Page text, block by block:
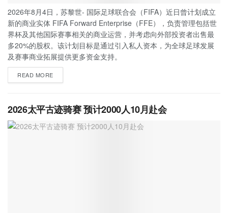
2026年8月4日，苏黎世- 国际足球联合会（FIFA）近日曾计划成立
新的商业实体 FIFA Forward Enterprise（FFE），负责管理包括世
界杯及其他国际赛事相关的商业运营，并考虑向外部投资者出售最
多20%的股权。该计划目标是通过引入私人资本，为全球足球发展
及赛事商业拓展提供更多资金支持。
READ MORE
2026太平古迹骑赛 预计2000人10月赴会